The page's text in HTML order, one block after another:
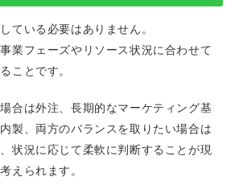
ている必要はありません。
業フェーズやリソース状況に合わせて
ことです。
合は外注、長期的なマーケティング基
製、両方のバランスを取りたい場合は
状況に応じて柔軟に判断することが現
えられます。